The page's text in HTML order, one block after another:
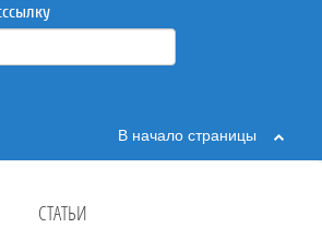
В начало страницы
СТАТЬИ